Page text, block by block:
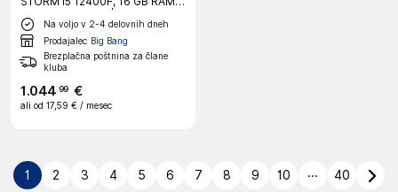
TB SSD, RTX5050|Gaming
Na voljo v 2-4 delovnih dneh
Prodajalec Big Bang
Brezplačna poštnina za člane
kluba
1 .044 99 €
ali od 17,59 € / mesec
1 2 3 4 5 6 7 8 9 10 ... 40